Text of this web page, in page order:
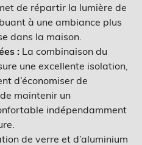
de répartir la lumière de
à une ambiance plus
dans la maison.
: La combinaison du
une excellente isolation,
d’économiser de
maintenir un
indépendamment
de verre et d’aluminium